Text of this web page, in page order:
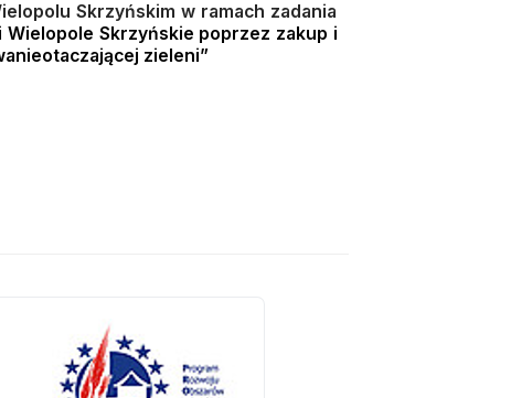
Skrzyńskim w ramach zadania
Wielopole Skrzyńskie poprzez zakup i
otaczającej zieleni”